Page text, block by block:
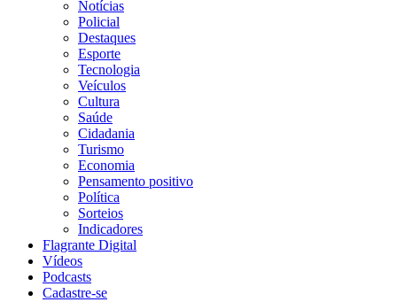
Notícias
Policial
Destaques
Esporte
Tecnologia
Veículos
Cultura
Saúde
Cidadania
Turismo
Economia
Pensamento positivo
Política
Sorteios
Indicadores
Flagrante Digital
Vídeos
Podcasts
Cadastre-se